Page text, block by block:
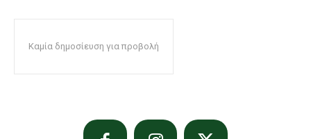
Καμία δημοσίευση για προβολή